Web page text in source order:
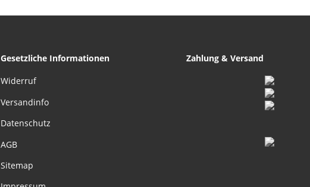
Gesetzliche Informationen
Widerruf
Versandinfo
Datenschutz
AGB
Sitemap
Zahlung & Versand